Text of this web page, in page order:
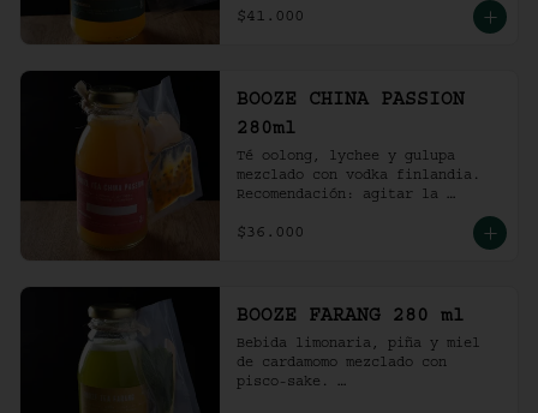
con hielo al gusto.
$41.000
BOOZE CHINA PASSION
280ml
Té oolong, lychee y gulupa
mezclado con vodka finlandia.
Recomendación: agitar la
con hielo al gusto.
$36.000
BOOZE FARANG 280 ml
Bebida limonaria, piña y miel
de cardamomo mezclado con
pisco-sake.